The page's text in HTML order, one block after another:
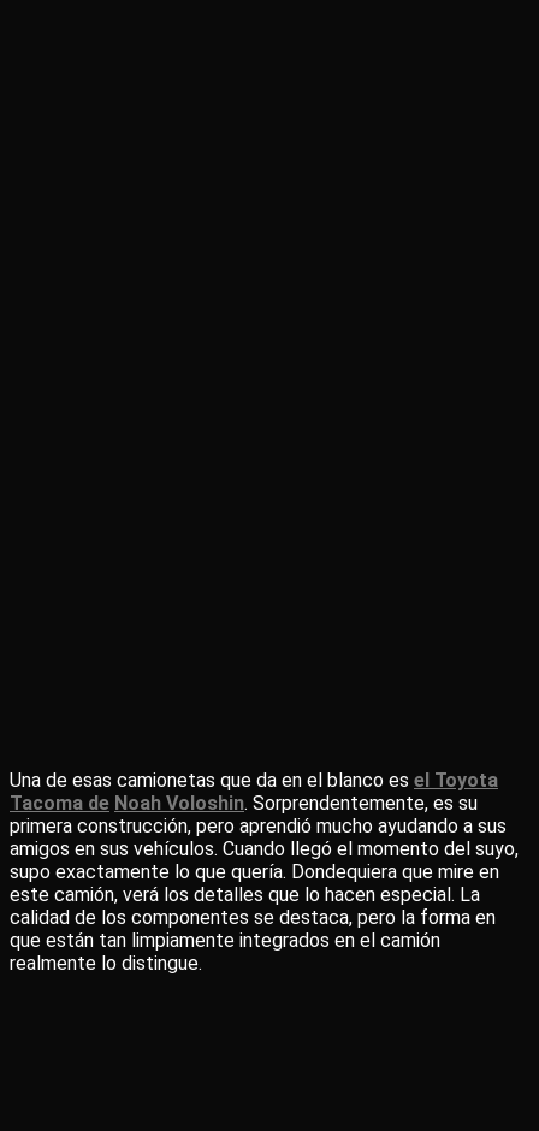
Una de esas camionetas que da en el blanco es el Toyota
Tacoma de Noah Voloshin. Sorprendentemente, es su
primera construcción, pero aprendió mucho ayudando a sus
amigos en sus vehículos. Cuando llegó el momento del suyo,
supo exactamente lo que quería. Dondequiera que mire en
este camión, verá los detalles que lo hacen especial. La
calidad de los componentes se destaca, pero la forma en
que están tan limpiamente integrados en el camión
realmente lo distingue.